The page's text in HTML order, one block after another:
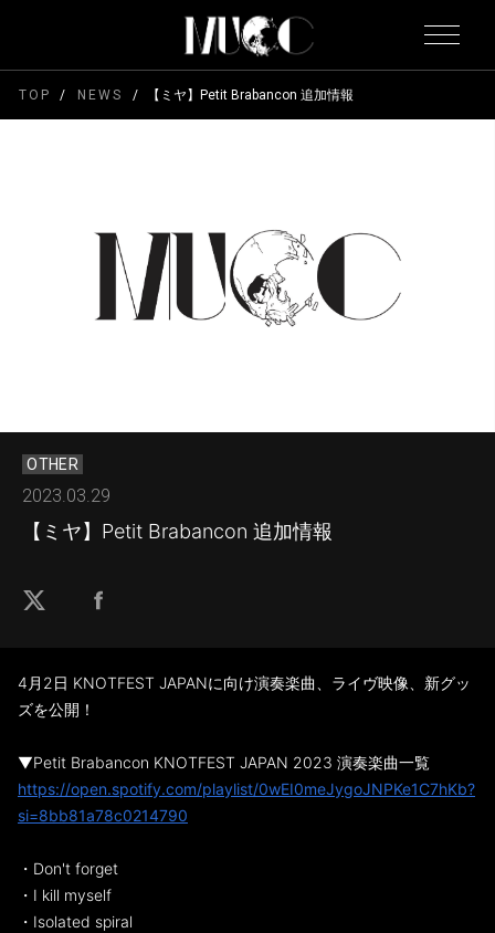
TOP NEWS 【ミヤ】Petit Brabancon 追加情報
OTHER
2023.03.29
【ミヤ】Petit Brabancon 追加情報
4月2日 KNOTFEST JAPANに向け演奏楽曲、ライヴ映像、新グッ
ズを公開！
▼Petit Brabancon KNOTFEST JAPAN 2023 演奏楽曲一覧
https://open.spotify.com/playlist/0wEI0meJygoJNPKe1C7hKb?
si=8bb81a78c0214790
・Don't forget
・I kill myself
・Isolated spiral